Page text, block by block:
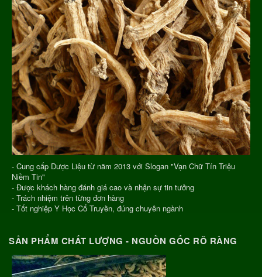
- Cung cấp Dược Liệu từ năm 2013 với Slogan "Vạn Chữ Tín Triệu
Niềm Tin"
- Được khách hàng đánh giá cao và nhận sự tin tưởng
- Trách nhiệm trên từng đơn hàng
- Tốt nghiệp Y Học Cổ Truyền, đúng chuyên ngành
SẢN PHẨM CHẤT LƯỢNG - NGUỒN GỐC RÕ RÀNG